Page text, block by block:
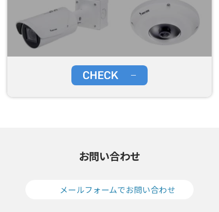
お問い合わせ
メールフォームでお問い合わせ